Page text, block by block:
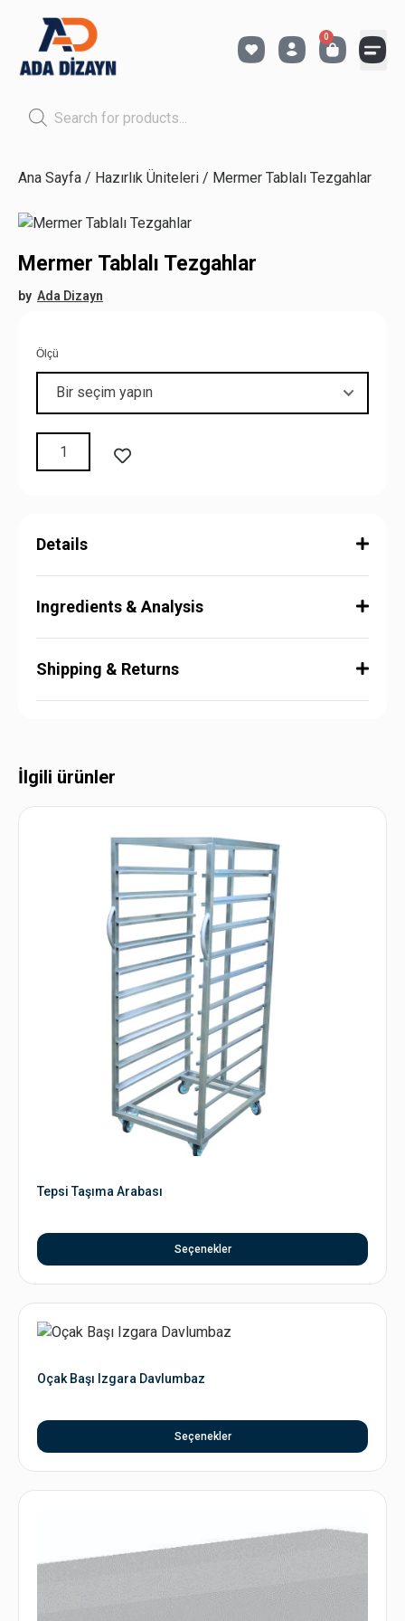
0
Ana Sayfa / Hazırlık Üniteleri / Mermer Tablalı Tezgahlar
Mermer Tablalı Tezgahlar
by Ada Dizayn
Ölçü
Details
Ingredients & Analysis
Shipping & Returns
İlgili ürünler
Tepsi Taşıma Arabası
Seçenekler
Oçak Başı Izgara Davlumbaz
Seçenekler